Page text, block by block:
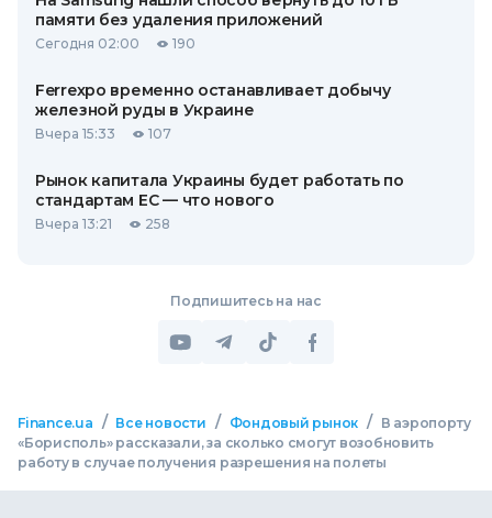
памяти без удаления приложений
Сегодня 02:00 190
Ferrexpo временно останавливает добычу
железной руды в Украине
Вчера 15:33 107
Рынок капитала Украины будет работать по
стандартам ЕС — что нового
Вчера 13:21 258
Подпишитесь на нас
Finance.ua / Все новости / Фондовый рынок /
В аэропорту
«Борисполь» рассказали, за сколько смогут возобновить
работу в случае получения разрешения на полеты